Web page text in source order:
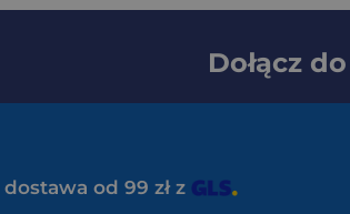
Dołącz do
od 99 zł z